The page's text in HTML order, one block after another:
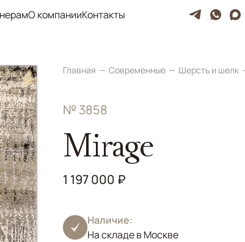
О компанииКонтакты
Главная Современные Шерсть и шелк
№ 3858
Mirage
1 197 000 ₽
Наличие:
На складе в Москве